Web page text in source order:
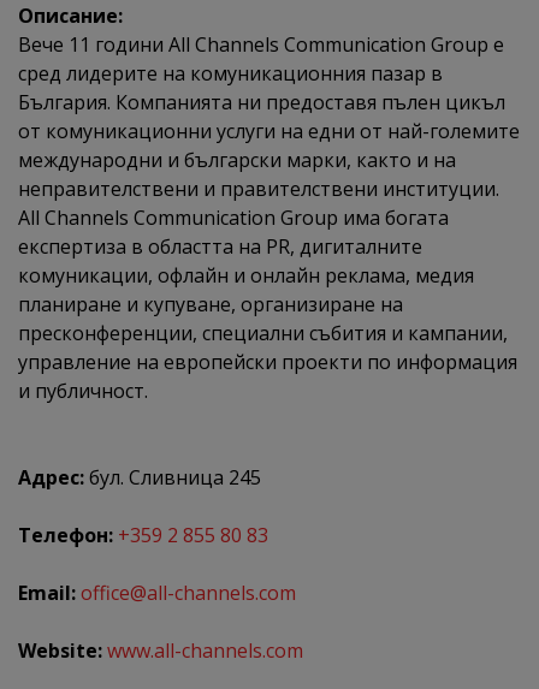
Описание:
Вече 11 години All Channels Communication Group е
сред лидерите на комуникационния пазар в
България. Компанията ни предоставя пълен цикъл
от комуникационни услуги на едни от най-големите
международни и български марки, както и на
неправителствени и правителствени институции.
All Channels Communication Group има богата
експертиза в областта на PR, дигиталните
комуникации, офлайн и онлайн реклама, медия
планиране и купуване, организиране на
пресконференции, специални събития и кампании,
управление на европейски проекти по информация
и публичност.
Адрес:бул. Сливница 245
Телефон: +359 2 855 80 83
Email:office@all-channels.com
Website:www.all-channels.com